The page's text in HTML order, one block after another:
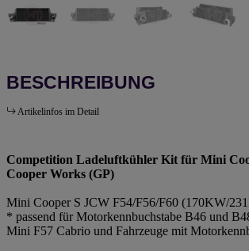
BESCHREIBUNG
Artikelinfos im Detail
Competition Ladeluftkühler Kit für Mini
Cooper Works (GP)
Mini Cooper S JCW F54/F56/F60 (170KW/
* passend für Motorkennbuchstabe B46 und
Mini F57 Cabrio und Fahrzeuge mit